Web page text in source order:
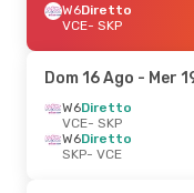
W6Diretto
VCE- SKP
Dom 16 Ago - Mer
W6Diretto
VCE- SKP
W6Diretto
SKP- VCE